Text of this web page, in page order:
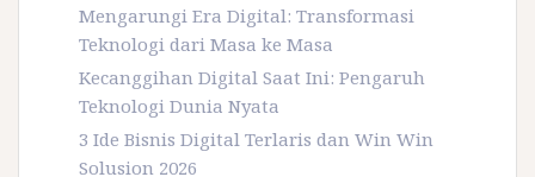
Mengarungi Era Digital: Transformasi
Teknologi dari Masa ke Masa
Kecanggihan Digital Saat Ini: Pengaruh
Teknologi Dunia Nyata
3 Ide Bisnis Digital Terlaris dan Win Win
Solusion 2026